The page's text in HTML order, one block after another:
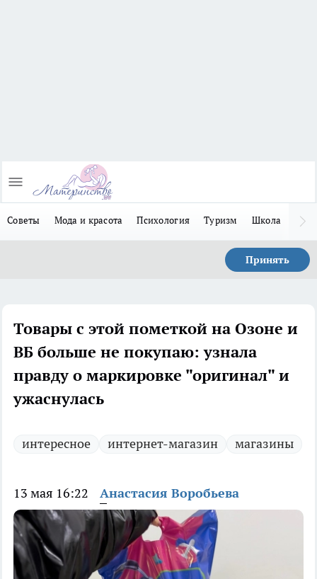
Советы Мода и красота Психология Туризм Школа
Принять
Товары с этой пометкой на Озоне и
ВБ больше не покупаю: узнала
правду о маркировке "оригинал" и
ужаснулась
интересное интернет-магазин магазины
13 мая 16:22 Анастасия Воробьева